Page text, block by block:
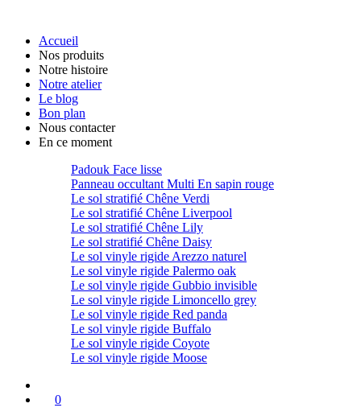
Accueil
Nos produits
Notre histoire
Notre atelier
Le blog
Bon plan
Nous contacter
En ce moment
Padouk Face lisse
Panneau occultant Multi En sapin rouge
Le sol stratifié Chêne Verdi
Le sol stratifié Chêne Liverpool
Le sol stratifié Chêne Lily
Le sol stratifié Chêne Daisy
Le sol vinyle rigide Arezzo naturel
Le sol vinyle rigide Palermo oak
Le sol vinyle rigide Gubbio invisible
Le sol vinyle rigide Limoncello grey
Le sol vinyle rigide Red panda
Le sol vinyle rigide Buffalo
Le sol vinyle rigide Coyote
Le sol vinyle rigide Moose
0